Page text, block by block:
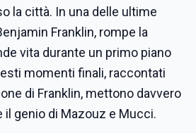
la città. In una delle ultime
Franklin, rompe la
vita durante un primo piano
momenti finali, raccontati
di Franklin, mettono davvero
il genio di Mazouz e Mucci.